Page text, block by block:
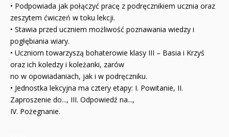
• Podpowiada jak połączyć pracę z podręcznikiem ucznia oraz
zeszytem ćwiczeń w toku lekcji.
• Stawia przed uczniem możliwość poznawania wiedzy i
pogłębiania wiary.
• Uczniom towarzyszą bohaterowie klasy III – Basia i Krzyś
oraz ich koledzy i koleżanki, zarów­
no w opowiadaniach, jak i w podręczniku.
• Jednostka lekcyjna ma cztery etapy: I. Powitanie, II.
Zaproszenie do..., III. Odpowiedź na...,
IV. Pożegnanie.